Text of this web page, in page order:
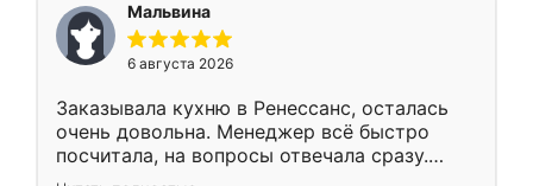
меньше, здесь же он более разнообразный.
Мне нравится ,если что-то потребуется из
мебели буду заказывать только здесь.
Мальвина
6 августа 2026
Заказывала кухню в Ренессанс, осталась
очень довольна. Менеджер всё быстро
посчитала, на вопросы отвечала сразу.
Замерщик приехал в субботу, подошёл к